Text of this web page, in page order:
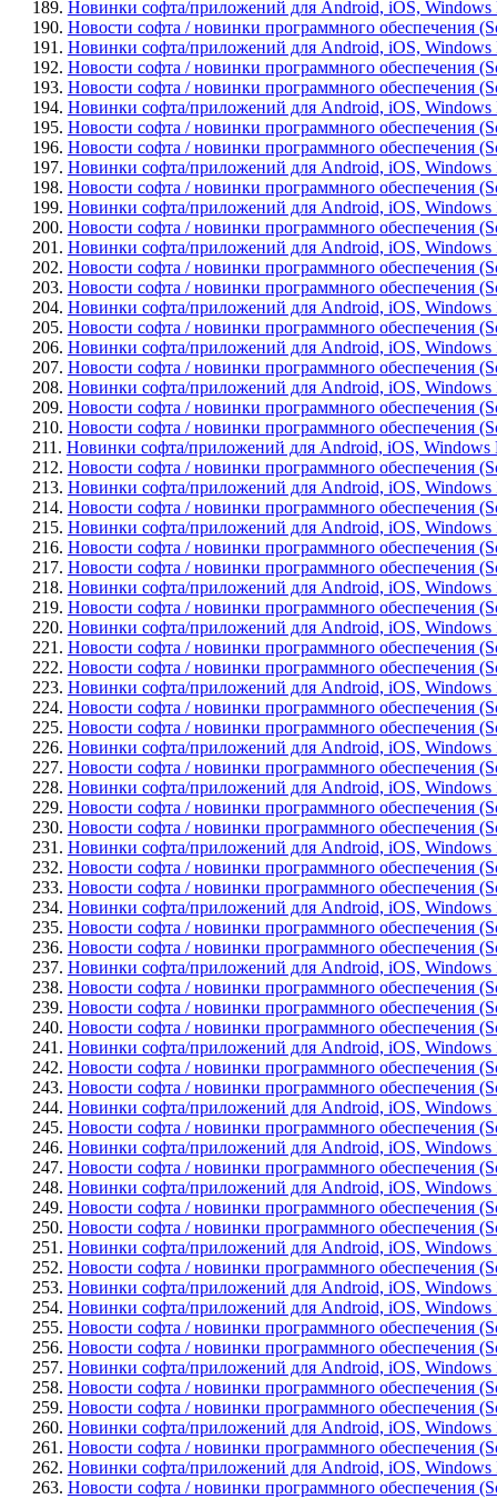
189. Новинки софта/приложений для Android, iOS, Windows
190. Новости софта / новинки программного обеспечения
191. Новинки софта/приложений для Android, iOS, Windows
192. Новости софта / новинки программного обеспечения
193. Новости софта / новинки программного обеспечения
194. Новинки софта/приложений для Android, iOS, Windows
195. Новости софта / новинки программного обеспечения
196. Новости софта / новинки программного обеспечения
197. Новинки софта/приложений для Android, iOS, Windows
198. Новости софта / новинки программного обеспечения
199. Новинки софта/приложений для Android, iOS, Windows
200. Новости софта / новинки программного обеспечения
201. Новинки софта/приложений для Android, iOS, Windows
202. Новости софта / новинки программного обеспечения
203. Новости софта / новинки программного обеспечения
204. Новинки софта/приложений для Android, iOS, Windows
205. Новости софта / новинки программного обеспечения
206. Новинки софта/приложений для Android, iOS, Windows
207. Новости софта / новинки программного обеспечения
208. Новинки софта/приложений для Android, iOS, Windows
209. Новости софта / новинки программного обеспечения
210. Новости софта / новинки программного обеспечения
211. Новинки софта/приложений для Android, iOS, Windows
212. Новости софта / новинки программного обеспечения
213. Новинки софта/приложений для Android, iOS, Windows
214. Новости софта / новинки программного обеспечения
215. Новинки софта/приложений для Android, iOS, Windows
216. Новости софта / новинки программного обеспечения
217. Новости софта / новинки программного обеспечения
218. Новинки софта/приложений для Android, iOS, Windows
219. Новости софта / новинки программного обеспечения
220. Новинки софта/приложений для Android, iOS, Windows
221. Новости софта / новинки программного обеспечения
222. Новости софта / новинки программного обеспечения
223. Новинки софта/приложений для Android, iOS, Windows
224. Новости софта / новинки программного обеспечения
225. Новости софта / новинки программного обеспечения
226. Новинки софта/приложений для Android, iOS, Windows
227. Новости софта / новинки программного обеспечения
228. Новинки софта/приложений для Android, iOS, Windows
229. Новости софта / новинки программного обеспечения
230. Новости софта / новинки программного обеспечения
231. Новинки софта/приложений для Android, iOS, Windows
232. Новости софта / новинки программного обеспечения
233. Новости софта / новинки программного обеспечения
234. Новинки софта/приложений для Android, iOS, Windows
235. Новости софта / новинки программного обеспечения
236. Новости софта / новинки программного обеспечения
237. Новинки софта/приложений для Android, iOS, Windows
238. Новости софта / новинки программного обеспечения
239. Новости софта / новинки программного обеспечения
240. Новости софта / новинки программного обеспечения
241. Новинки софта/приложений для Android, iOS, Windows
242. Новости софта / новинки программного обеспечения
243. Новости софта / новинки программного обеспечения
244. Новинки софта/приложений для Android, iOS, Windows
245. Новости софта / новинки программного обеспечения
246. Новинки софта/приложений для Android, iOS, Windows
247. Новости софта / новинки программного обеспечения
248. Новинки софта/приложений для Android, iOS, Windows
249. Новости софта / новинки программного обеспечения
250. Новости софта / новинки программного обеспечения
251. Новинки софта/приложений для Android, iOS, Windows
252. Новости софта / новинки программного обеспечения
253. Новинки софта/приложений для Android, iOS, Windows
254. Новинки софта/приложений для Android, iOS, Windows
255. Новости софта / новинки программного обеспечения
256. Новости софта / новинки программного обеспечения
257. Новинки софта/приложений для Android, iOS, Windows
258. Новости софта / новинки программного обеспечения
259. Новости софта / новинки программного обеспечения
260. Новинки софта/приложений для Android, iOS, Windows
261. Новости софта / новинки программного обеспечения
262. Новинки софта/приложений для Android, iOS, Windows
263. Новости софта / новинки программного обеспечения